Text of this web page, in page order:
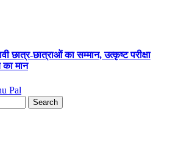
छात्र-छात्राओं का सम्मान, उत्कृष्ट परीक्षा
का मान
Pal